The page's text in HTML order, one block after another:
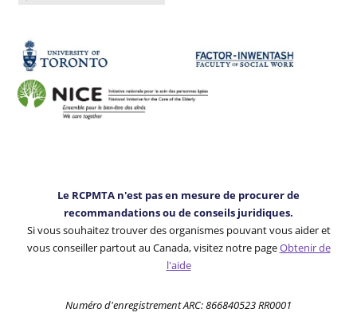
Le RCPMTA n'est pas en mesure de procurer de
recommandations ou de conseils juridiques.
Si vous souhaitez trouver des organismes pouvant vous aider et
vous conseiller partout au Canada, visitez notre pageObtenir de
l'aide
Numéro d'enregistrement ARC: 866840523 RR0001